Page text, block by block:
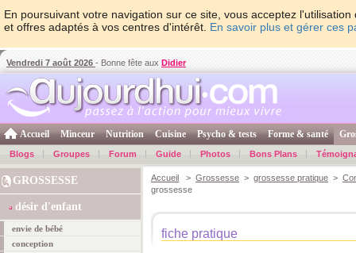
En poursuivant votre navigation sur ce site, vous acceptez
et offres adaptés à vos centres d'intérêt. En savoir plus et gérer ces
Vendredi 7 août 2026 - Bonne fête aux Didier
Accueil Minceur Nutrition Cuisine Psycho & tests Forme & santé
Blogs Groupes Forum Guide Photos Bons Plans
GROSSESSE
désir d'enfant
envie de bébé
conception
Accueil > Grossesse > grossesse pratique >
grossesse
fiche pratique